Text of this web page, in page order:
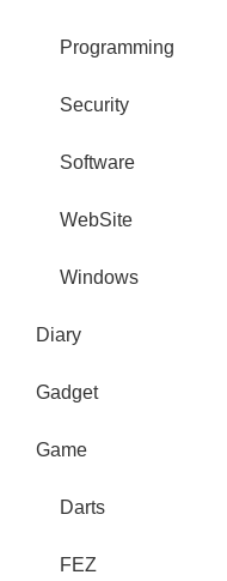
Programming
Security
Software
WebSite
Windows
Diary
Gadget
Game
Darts
FEZ